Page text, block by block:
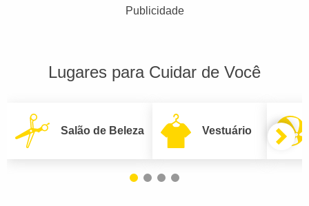
Publicidade
Lugares para Cuidar de Você
Salão de Beleza Vestuário